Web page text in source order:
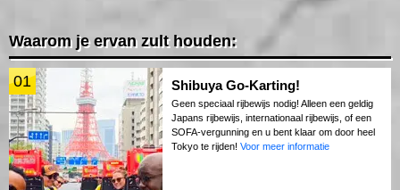
Waarom je ervan zult houden:
01 Shibuya Go-Karting!
Geen speciaal rijbewijs nodig! Alleen een geldig
Japans rijbewijs, internationaal rijbewijs, of een
SOFA-vergunning en u bent klaar om door heel
Tokyo te rijden! Voor meer informatie